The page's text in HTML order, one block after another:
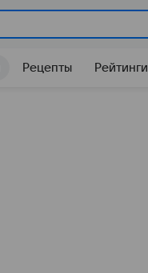
Рецепты Рейтинги